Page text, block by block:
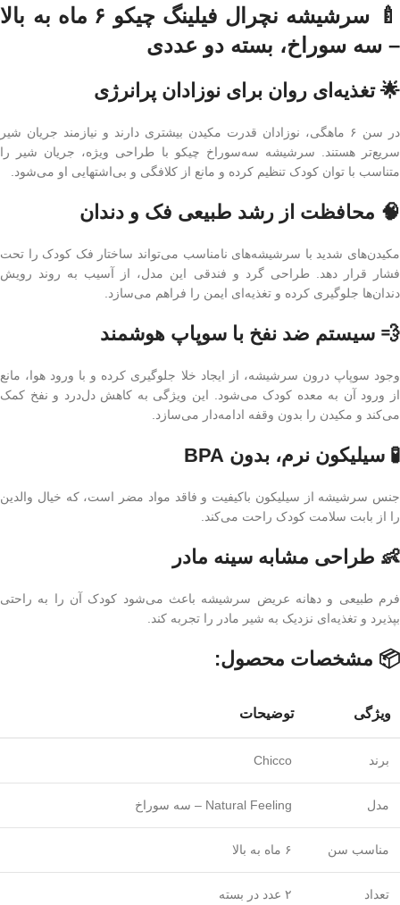
🍼 سرشیشه نچرال فیلینگ چیکو ۶ ماه به بالا
– سه سوراخ، بسته دو عددی
🌟 تغذیه‌ای روان برای نوزادان پرانرژی
در سن ۶ ماهگی، نوزادان قدرت مکیدن بیشتری دارند و نیازمند جریان شیر
سریع‌تر هستند. سرشیشه سه‌سوراخ چیکو با طراحی ویژه، جریان شیر را
متناسب با توان کودک تنظیم کرده و مانع از کلافگی و بی‌اشتهایی او می‌شود.
🧠 محافظت از رشد طبیعی فک و دندان
مکیدن‌های شدید با سرشیشه‌های نامناسب می‌تواند ساختار فک کودک را تحت
فشار قرار دهد. طراحی گرد و فندقی این مدل، از آسیب به روند رویش
دندان‌ها جلوگیری کرده و تغذیه‌ای ایمن را فراهم می‌سازد.
💨 سیستم ضد نفخ با سوپاپ هوشمند
وجود سوپاپ درون سرشیشه، از ایجاد خلا جلوگیری کرده و با ورود هوا، مانع
از ورود آن به معده کودک می‌شود. این ویژگی به کاهش دل‌درد و نفخ کمک
می‌کند و مکیدن را بدون وقفه ادامه‌دار می‌سازد.
🧪 سیلیکون نرم، بدون BPA
جنس سرشیشه از سیلیکون باکیفیت و فاقد مواد مضر است، که خیال والدین
را از بابت سلامت کودک راحت می‌کند.
👶 طراحی مشابه سینه مادر
فرم طبیعی و دهانه عریض سرشیشه باعث می‌شود کودک آن را به راحتی
بپذیرد و تغذیه‌ای نزدیک به شیر مادر را تجربه کند.
📦 مشخصات محصول:
ویژگی توضیحات
برند Chicco
مدل Natural Feeling – سه سوراخ
مناسب سن ۶ ماه به بالا
تعداد ۲ عدد در بسته